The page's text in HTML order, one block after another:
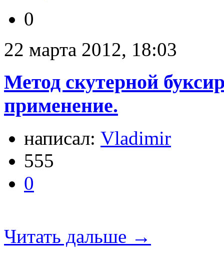
0
22 марта 2012, 18:03
Метод скутерной
применение.
написал: Vladimir
555
0
Читать дальше →